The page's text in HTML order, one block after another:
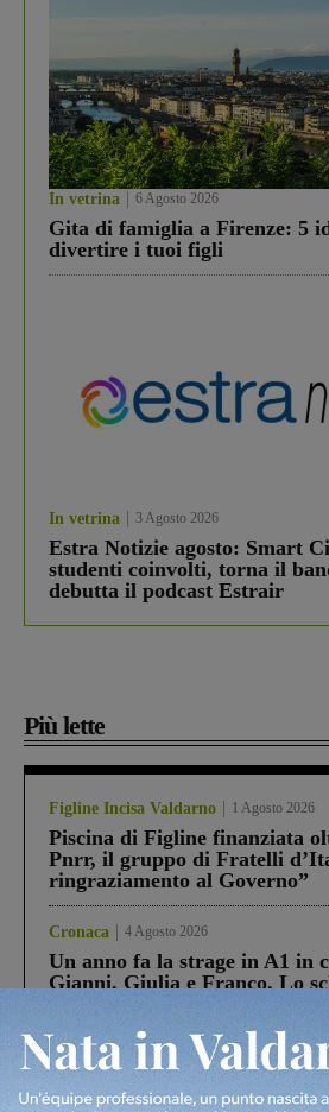
In vetrina 6 Agosto 2026
Gita di famiglia a Firenze: 5
divertire i tuoi figli
In vetrina 3 Agosto 2026
Estra Notizie agosto: Smart
studenti coinvolti, torna il
debutta il podcast Estrair
Più lette
Figline Incisa Valdarno 1 Agosto 2026
Piscina di Figline finanziata
Pnrr, il gruppo di Fratelli
ringraziamento al Governo”
Cronaca 4 Agosto 2026
Un anno fa la strage in A1 in
Gianni, Giulia e Franco. Lo
Cronaca 3 Agosto 2026
Scomparso da una struttura
Fiorentino l’uomo che aveva